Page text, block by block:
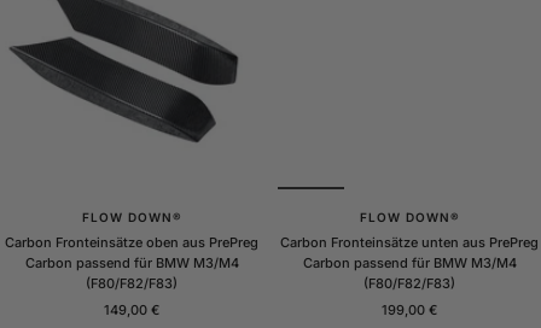
FLOW DOWN®
Carbon Fronteinsätze oben aus PrePreg
Carbon passend für BMW M3/M4
(F80/F82/F83)
Angebotspreis
149,00 €
FLOW DOWN®
Carbon Fronteinsätze unten aus PrePreg
Carbon passend für BMW M3/M4
(F80/F82/F83)
Angebotspreis
199,00 €